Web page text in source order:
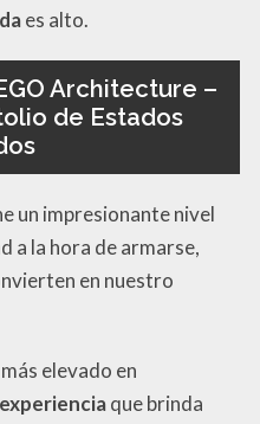
es alto.
Architecture –
de Estados
un impresionante nivel
a la hora de armarse,
en nuestro
elevado en
experienciaque brinda